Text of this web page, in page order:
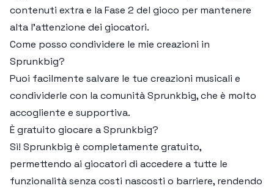
contenuti extra e la Fase 2 del gioco per mantenere
alta l'attenzione dei giocatori.
Come posso condividere le mie creazioni in
Sprunkbig?
Puoi facilmente salvare le tue creazioni musicali e
condividerle con la comunità Sprunkbig, che è molto
accogliente e supportiva.
È gratuito giocare a Sprunkbig?
Sì! Sprunkbig è completamente gratuito,
permettendo ai giocatori di accedere a tutte le
funzionalità senza costi nascosti o barriere, rendendo